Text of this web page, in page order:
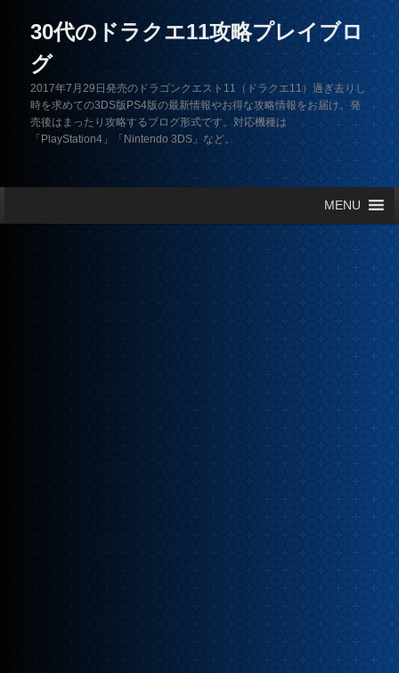
30代のドラクエ11攻略プレイブロ
グ
2017年7月29日発売のドラゴンクエスト11（ドラクエ11）過ぎ去りし
時を求めての3DS版PS4版の最新情報やお得な攻略情報をお届け。発
売後はまったり攻略するブログ形式です。対応機種は
「PlayStation4」「Nintendo 3DS」など。
MENU